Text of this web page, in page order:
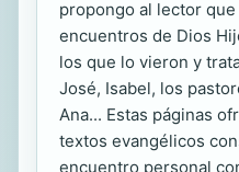
propongo al lector
encuentros de Dios
los que lo vieron y
José, Isabel, los
Ana... Estas páginas
textos evangélicos
encuentro personal